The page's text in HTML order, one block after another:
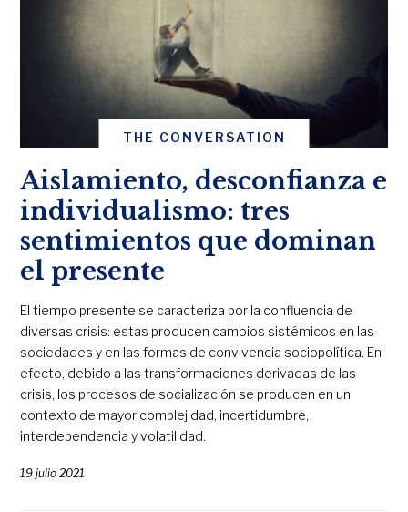
THE CONVERSATION
Aislamiento, desconfianza e
individualismo: tres
sentimientos que dominan
el presente
El tiempo presente se caracteriza por la confluencia de
diversas crisis: estas producen cambios sistémicos en las
sociedades y en las formas de convivencia sociopolítica. En
efecto, debido a las transformaciones derivadas de las
crisis, los procesos de socialización se producen en un
contexto de mayor complejidad, incertidumbre,
interdependencia y volatilidad.
19 julio 2021